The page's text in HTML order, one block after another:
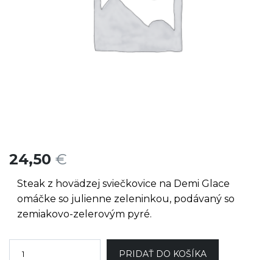
24,50 €
Steak z hovädzej sviečkovice na Demi Glace
omáčke so julienne zeleninkou, podávaný so
zemiakovo-zelerovým pyré.
PRIDAŤ DO KOŠÍKA